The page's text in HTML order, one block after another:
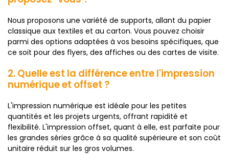
Nous proposons une variété de supports, allant du papier
classique aux textiles et au carton. Vous pouvez choisir
parmi des options adaptées à vos besoins spécifiques, que
ce soit pour des flyers, des affiches ou des cartes de visite.
2. Quelle est la différence entre l'impression
numérique et offset ?
L'impression numérique est idéale pour les petites
quantités et les projets urgents, offrant rapidité et
flexibilité. L'impression offset, quant à elle, est parfaite pour
les grandes séries grâce à sa qualité supérieure et son coût
unitaire réduit sur les gros volumes.